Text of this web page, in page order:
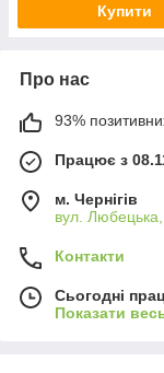
Купити
Про нас
93%
Працює з
м. Чернігів
вул. Любецька,
Контакти
Сьогодні
Показати